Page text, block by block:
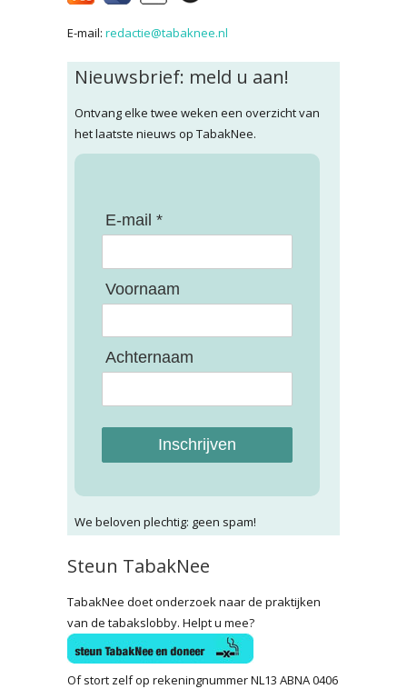
E-mail: redactie@tabaknee.nl
Nieuwsbrief: meld u aan!
Ontvang elke twee weken een overzicht van
het laatste nieuws op TabakNee.
E-mail *
Voornaam
Achternaam
Inschrijven
We beloven plechtig: geen spam!
Steun TabakNee
TabakNee doet onderzoek naar de praktijken
van de tabakslobby. Helpt u mee?
Of stort zelf op rekeningnummer NL13 ABNA 0406